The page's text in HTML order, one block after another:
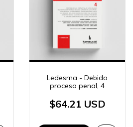
Ledesma - Debido
proceso penal, 4
$64.21 USD